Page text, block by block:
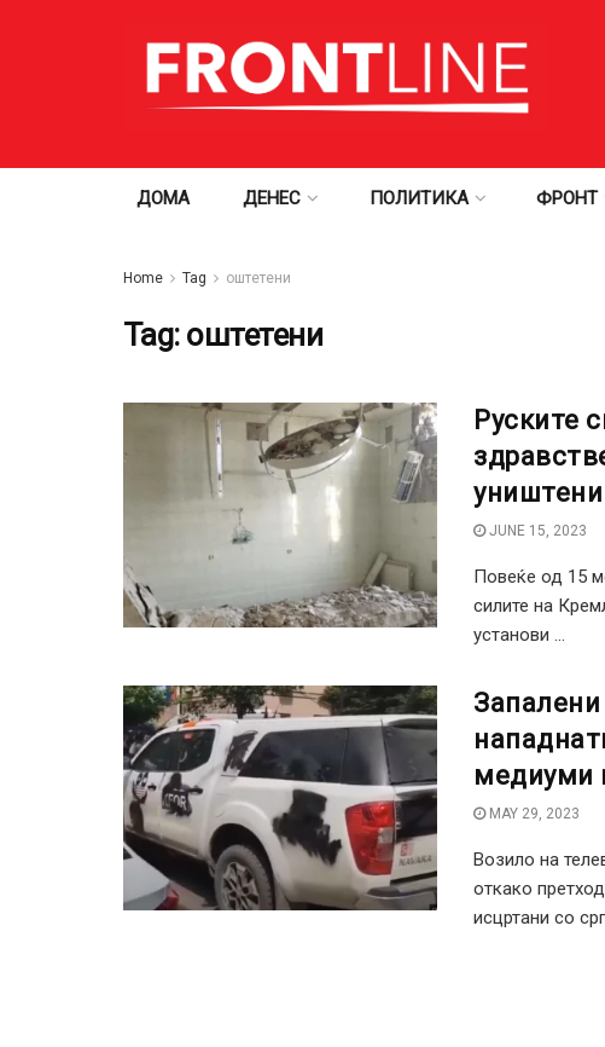
ДОМА ДЕНЕС ПОЛИТИКА ФРОНТ
Home Tag оштетени
Tag: оштетени
Руските
уништени
JUNE 15, 2023
Повеќе од 15
силите на
установи ...
медиуми
MAY 29, 2023
Возило на
откако
исцртани со